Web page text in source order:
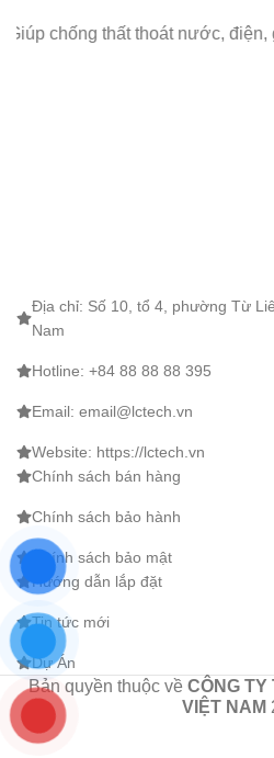
thoát nước, điện, gas, khí và
Địa chỉ: Số 10, tổ 4, phường Từ
Nam
Hotline: +84 88 88 88 395
Email: email@lctech.vn
Website: https://lctech.vn
Chính sách bán hàng
Chính sách bảo hành
Chính sách bảo mật
Hướng dẫn lắp đặt
Tin tức mới
Dự Án
Bản quyền thuộc về CÔNG TY
VIỆT NAM